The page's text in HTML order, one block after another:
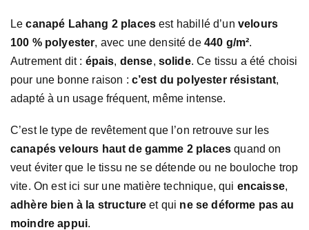
Lecanapé Lahang 2 places est habillé d’un velours
100 % polyester, avec une densité de 440 g/m².
Autrement dit : épais, dense, solide. Ce tissu a été choisi
pour une bonne raison : c’est du polyester résistant,
adapté à un usage fréquent, même intense.
C’est le type de revêtement que l’on retrouve sur les
canapés velours haut de gamme 2 places quand on
veut éviter que le tissu ne se détende ou ne bouloche trop
vite. On est ici sur une matière technique, qui encaisse,
adhère bien à la structure et qui ne se déforme pas au
moindre appui.